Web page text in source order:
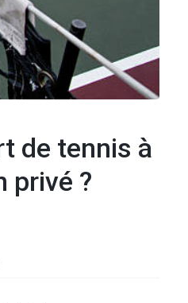
de tennis à
privé ?